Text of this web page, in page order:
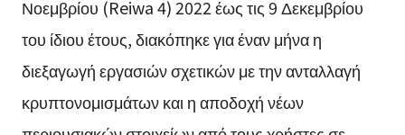
Νοεμβρίου (Reiwa 4) 2022 έως τις 9 Δεκεμβρίου
του ίδιου έτους, διακόπηκε για έναν μήνα η
διεξαγωγή εργασιών σχετικών με την ανταλλαγή
κρυπτονομισμάτων και η αποδοχή νέων